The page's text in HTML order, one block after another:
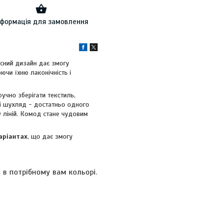
для замовлення
дизайн дає змогу
їхню лаконічність і
зберігати текстиль,
шухляд - достатньо одного
ліній. Комод стане чудовим
, що дає змогу
потрібному вам кольорі.